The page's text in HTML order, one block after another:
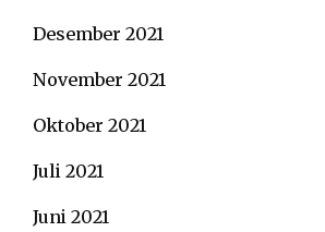
Desember 2021
November 2021
Oktober 2021
Juli 2021
Juni 2021